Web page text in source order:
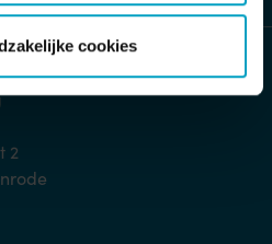
cookies
Van Stiphout
2